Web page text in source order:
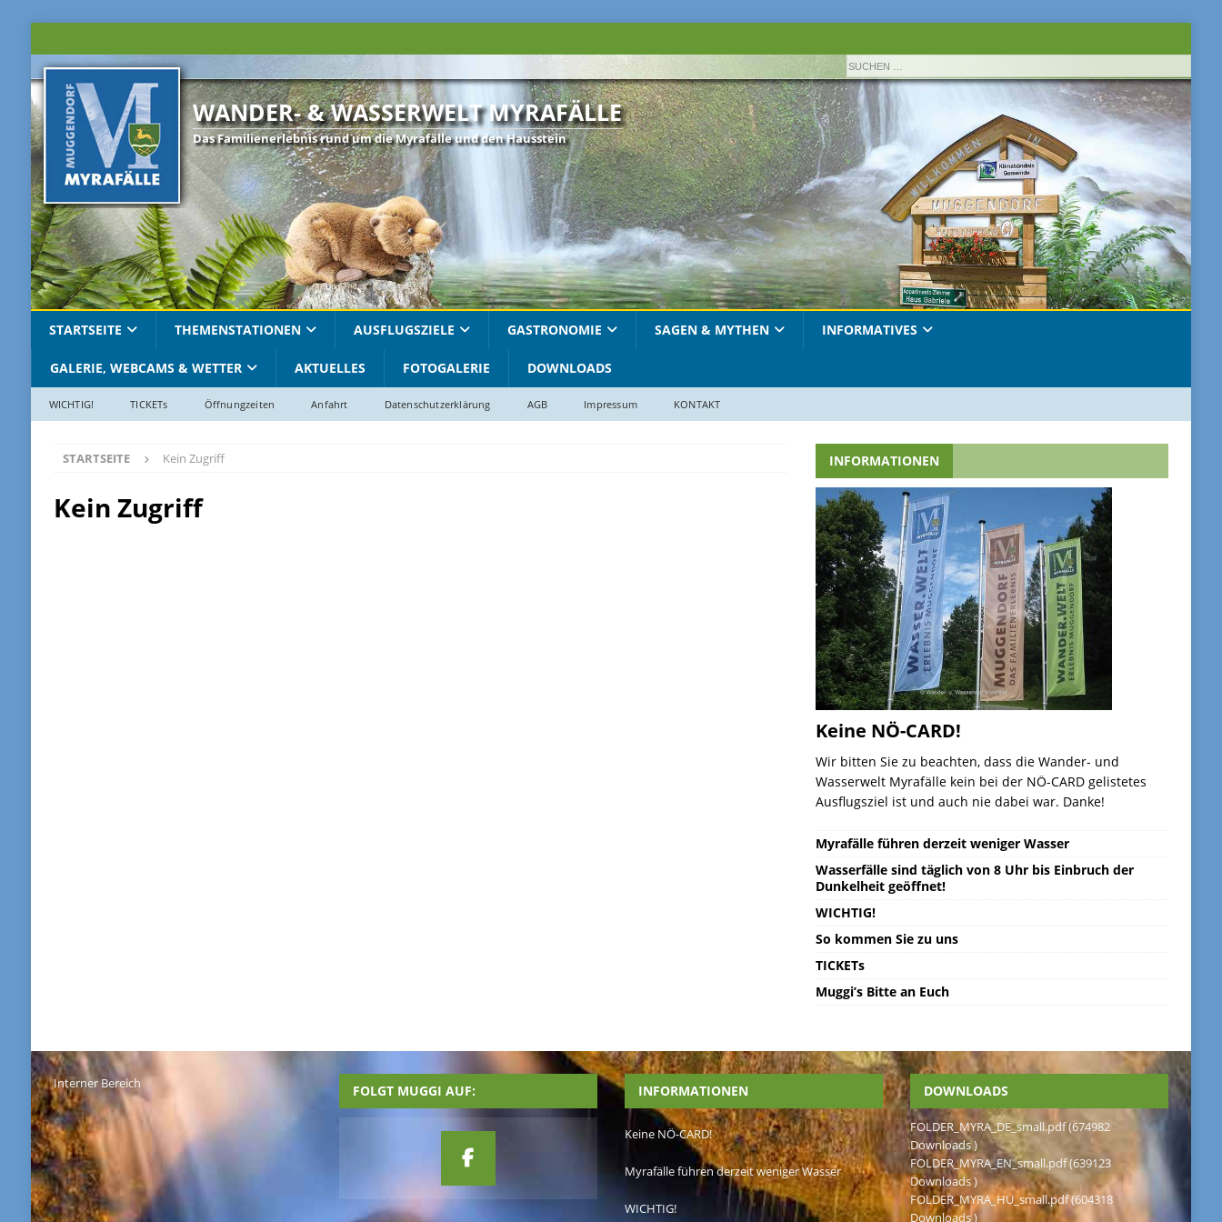
WANDER- & WASSERWELT MYRAFÄLLE
Das Familienerlebnis rund um die Myrafälle und den Hausstein
STARTSEITE THEMENSTATIONEN AUSFLUGSZIELE GASTRONOMIE SAGEN & MYTHEN INFORMATIVES
GALERIE, WEBCAMS & WETTER AKTUELLES FOTOGALERIE DOWNLOADS
WICHTIG! TICKETs Öffnungzeiten Anfahrt Datenschutzerklärung AGB Impressum KONTAKT
STARTSEITE Kein Zugriff
Kein Zugriff
INFORMATIONEN
Keine NÖ-CARD!
Wir bitten Sie zu beachten, dass die Wander- und
Wasserwelt Myrafälle kein bei der NÖ-CARD gelistetes
Ausflugsziel ist und auch nie dabei war. Danke!
Myrafälle führen derzeit weniger Wasser
Wasserfälle sind täglich von 8 Uhr bis Einbruch der
Dunkelheit geöffnet!
WICHTIG!
So kommen Sie zu uns
TICKETs
Muggi’s Bitte an Euch
Interner Bereich FOLGT MUGGI AUF: INFORMATIONEN
Keine NÖ-CARD!
Myrafälle führen derzeit weniger Wasser
WICHTIG!
DOWNLOADS
FOLDER_MYRA_DE_small.pdf (674982
Downloads )
FOLDER_MYRA_EN_small.pdf (639123
Downloads )
FOLDER_MYRA_HU_small.pdf (604318
Downloads )